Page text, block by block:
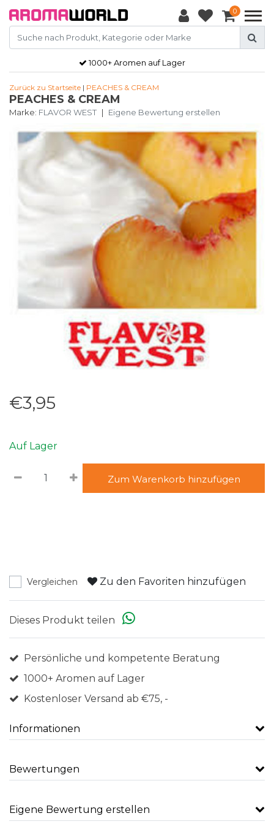
0
1000+ Aromen auf Lager
Zurück zu Startseite | PEACHES & CREAM
PEACHES & CREAM
Marke: FLAVOR WEST | Eigene Bewertung erstellen
€3,95
Auf Lager
Zum Warenkorb hinzufügen
Vergleichen Zu den Favoriten hinzufügen
Dieses Produkt teilen
Persönliche und kompetente Beratung
1000+ Aromen auf Lager
Kostenloser Versand ab €75, -
Informationen
Bewertungen
Eigene Bewertung erstellen